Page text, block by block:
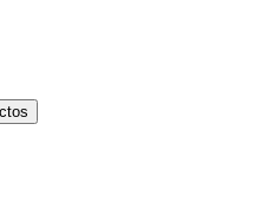
y cumplen con la política de
de reseñas de productos y